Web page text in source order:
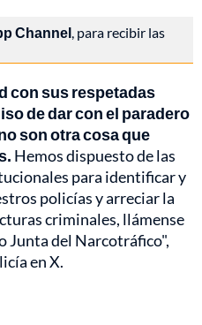
Channel, para recibir las
con sus respetadas
de dar con el paradero
son otra cosa que
Hemos dispuesto de las
para identificar y
policías y arreciar la
criminales, llámense
Junta del Narcotráfico",
en X.